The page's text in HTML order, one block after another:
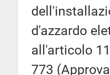
d'azzardo
all'articolo
773